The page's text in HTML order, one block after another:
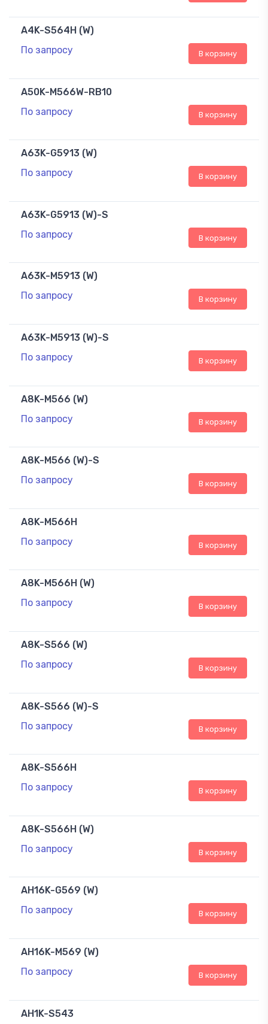
A4K-S564H (W)
По запросу
В корзину
A50K-M566W-RB10
По запросу
В корзину
A63K-G5913 (W)
По запросу
В корзину
A63K-G5913 (W)-S
По запросу
В корзину
A63K-M5913 (W)
По запросу
В корзину
A63K-M5913 (W)-S
По запросу
В корзину
A8K-M566 (W)
По запросу
В корзину
A8K-M566 (W)-S
По запросу
В корзину
A8K-M566H
По запросу
В корзину
A8K-M566H (W)
По запросу
В корзину
A8K-S566 (W)
По запросу
В корзину
A8K-S566 (W)-S
По запросу
В корзину
A8K-S566H
По запросу
В корзину
A8K-S566H (W)
По запросу
В корзину
AH16K-G569 (W)
По запросу
В корзину
AH16K-M569 (W)
По запросу
В корзину
AH1K-S543